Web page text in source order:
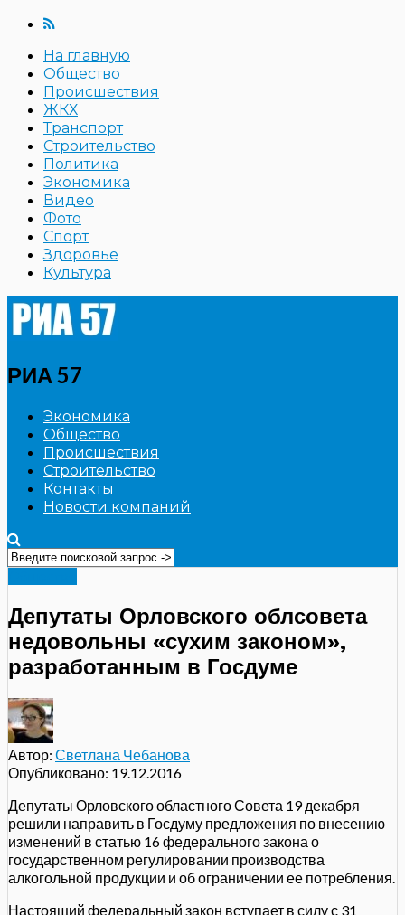
На главную
Общество
Происшествия
ЖКХ
Транспорт
Строительство
Политика
Экономика
Видео
Фото
Спорт
Здоровье
Культура
РИА 57
Экономика
Общество
Происшествия
Строительство
Контакты
Новости компаний
Депутаты Орловского облсовета
недовольны «сухим законом»,
разработанным в Госдуме
Автор: Светлана Чебанова
Опубликовано: 19.12.2016
Депутаты Орловского областного Совета 19 декабря
решили направить в Госдуму предложения по внесению
изменений в статью 16 федерального закона о
государственном регулировании производства
алкогольной продукции и об ограничении ее потребления.
Настоящий федеральный закон вступает в силу с 31